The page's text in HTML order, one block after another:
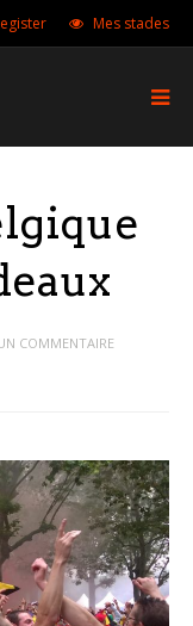
Mes stades
COMMENTAIRE